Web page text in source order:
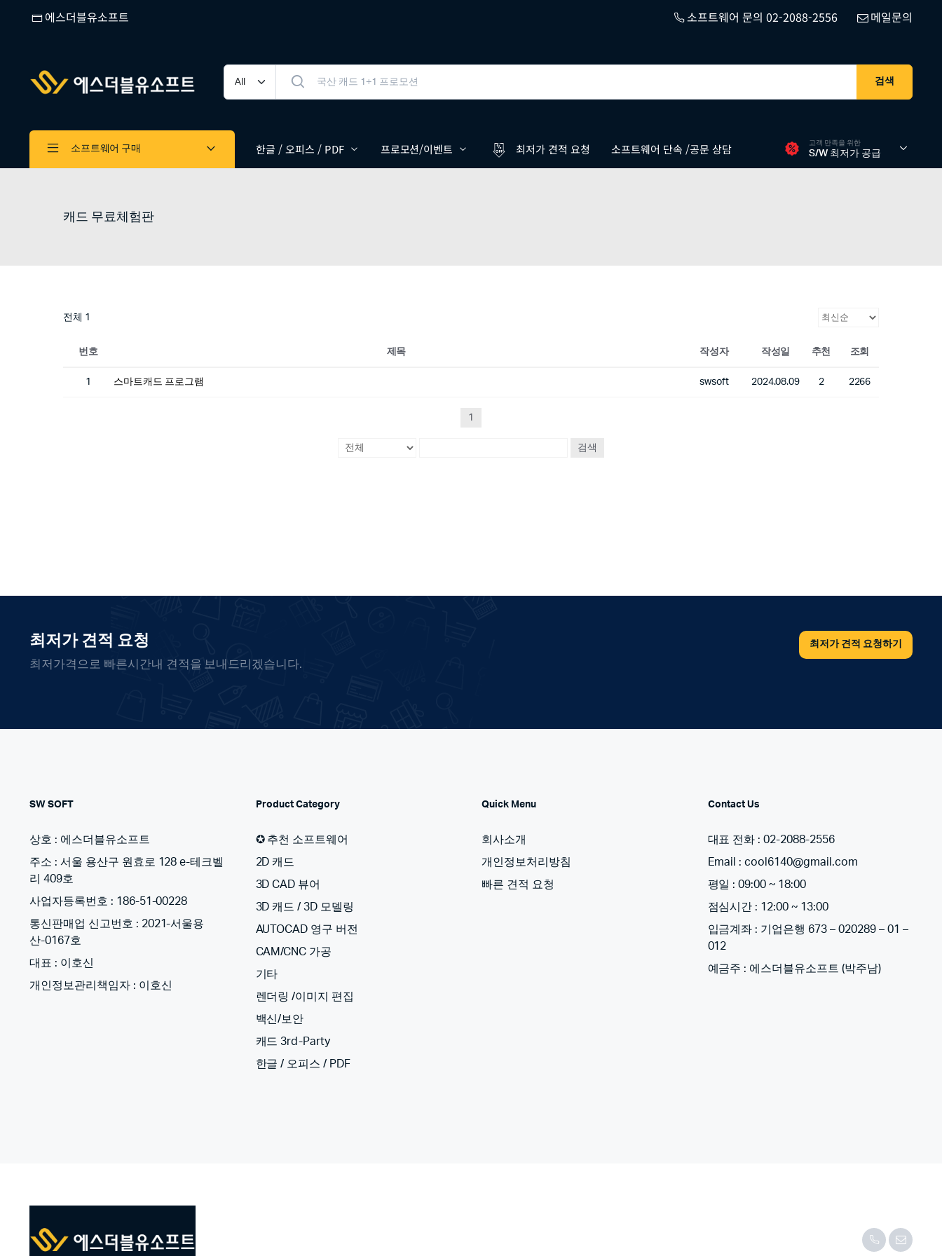
에스더블유소프트 소프트웨어 문의 02-2088-2556 메일문의
검색
소프트웨어 구매 한글 / 오피스 / PDF 프로모션/이벤트 최저가 견적 요청 소프트웨어 단속 /공문 상담 고객 만족을 위한
S/W 최저가 공급
캐드 무료체험판
전체 1
번호 제목 작성자 작성일 추천 조회
1 스마트캐드 프로그램 swsoft 2024.08.09 2 2266
1
검색
최저가 견적 요청
최저가격으로 빠른시간내 견적을 보내드리겠습니다.
최저가 견적 요청하기
SW SOFT
상호 : 에스더블유소프트
주소 : 서울 용산구 원효로 128 e-테크벨
리 409호
사업자등록번호 : 186-51-00228
통신판매업 신고번호 : 2021-서울용
산-0167호
대표 : 이호신
개인정보관리책임자 : 이호신
Product Category
✪ 추천 소프트웨어
2D 캐드
3D CAD 뷰어
3D 캐드 / 3D 모델링
AUTOCAD 영구 버전
CAM/CNC 가공
기타
렌더링 /이미지 편집
백신/보안
캐드 3rd-Party
한글 / 오피스 / PDF
Quick Menu
회사소개
개인정보처리방침
빠른 견적 요청
Contact Us
대표 전화 : 02-2088-2556
Email : cool6140@gmail.com
평일 : 09:00 ~ 18:00
점심시간 : 12:00 ~ 13:00
입금계좌 : 기업은행 673 – 020289 – 01 –
012
예금주 : 에스더블유소프트 (박주남)